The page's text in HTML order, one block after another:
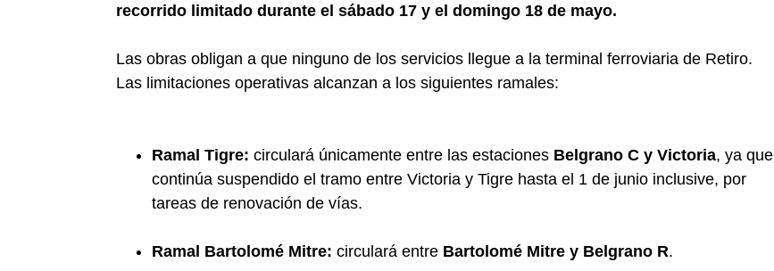
recorrido limitado durante el sábado 17 y el domingo 18 de mayo.
Las obras obligan a que ninguno de los servicios llegue a la terminal ferroviaria de Retiro.
Las limitaciones operativas alcanzan a los siguientes ramales:
Ramal Tigre: circulará únicamente entre las estaciones Belgrano C y Victoria, ya que
continúa suspendido el tramo entre Victoria y Tigre hasta el 1 de junio inclusive, por
tareas de renovación de vías.
Ramal Bartolomé Mitre: circulará entre Bartolomé Mitre y Belgrano R.